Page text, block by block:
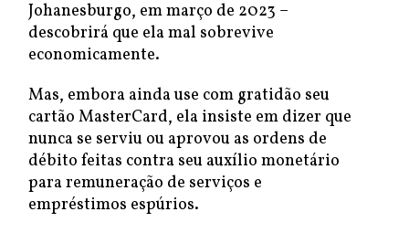
Johanesburgo, em março de 2023 –
descobrirá que ela mal sobrevive
economicamente.
Mas, embora ainda use com gratidão seu
cartão MasterCard, ela insiste em dizer que
nunca se serviu ou aprovou as ordens de
débito feitas contra seu auxílio monetário
para remuneração de serviços e
empréstimos espúrios.